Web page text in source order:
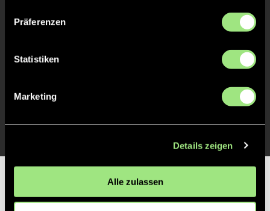
Präferenzen
Statistiken
Marketing
Details zeigen
Alle zulassen